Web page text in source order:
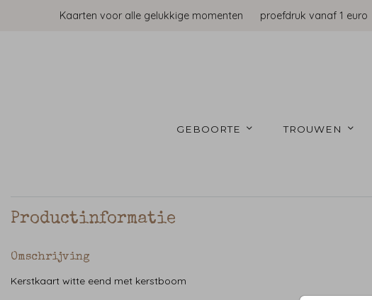
Kaarten voor alle gelukkige momenten proefdruk vanaf 1 euro
GEBOORTE TROUWEN
Productinformatie
Omschrijving
Kerstkaart witte eend met kerstboom